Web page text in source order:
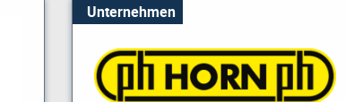
Unternehmen